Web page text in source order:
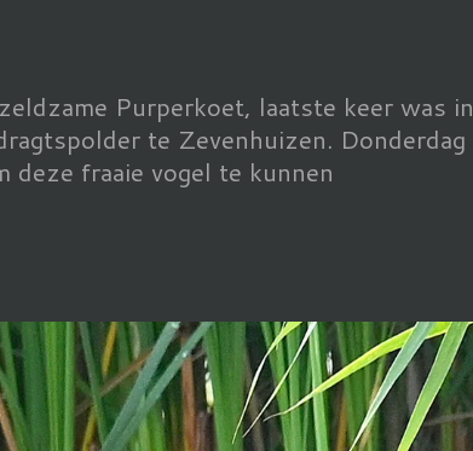
Purperkoet, laatste keer was in
te Zevenhuizen. Donderdag
deze fraaie vogel te kunnen